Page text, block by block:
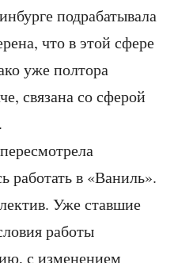
подрабатывала
что в этой сфере
уже полтора
связана со сферой
работать в «Ваниль».
Уже ставшие
работы
с изменением